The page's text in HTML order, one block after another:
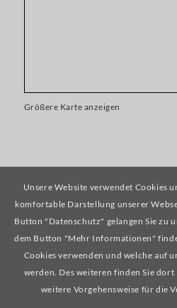
Größere Karte anzeigen
RECHTLICHES
Datenschutzerklärung
Unsere Website verwendet Cookies
komfortable Darstellung unserer
Button "Datenschutz" gelangen Sie zu
dem Button "Mehr Informationen"
Cookies verwenden und welche auf
werden. Des weiteren finden Sie
weitere Vorgehensweise für die